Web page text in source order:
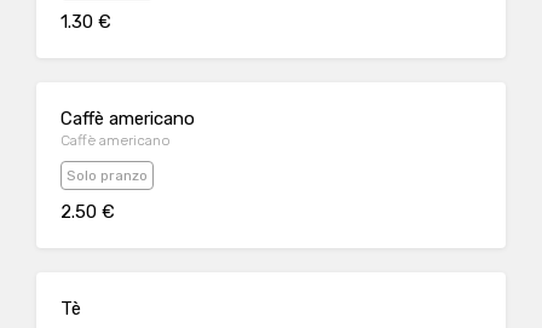
1.30 €
Caffè americano
Caffè americano
Solo pranzo
2.50 €
Tè